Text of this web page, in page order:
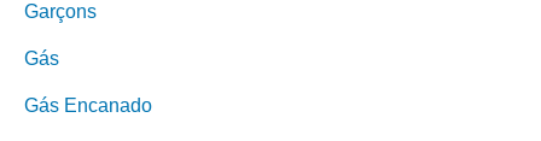
Garçons
Gás
Gás Encanado